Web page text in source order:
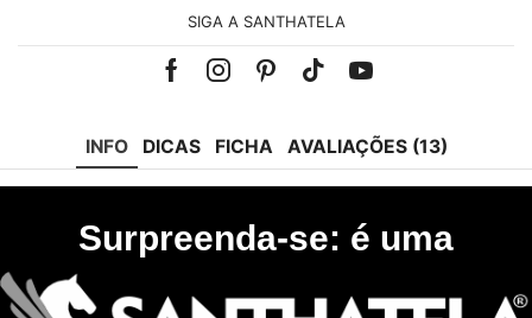
SIGA A SANTHATELA
FacebookInstagramPinterest
Tik-Youtube
INFO DICAS FICHA AVALIAÇÕES (13)
Surpreenda-se: é uma